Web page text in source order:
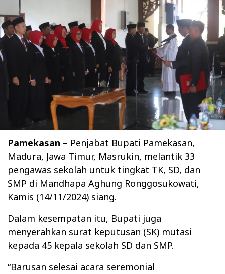
Pamekasan – Penjabat Bupati Pamekasan,
Madura, Jawa Timur, Masrukin, melantik 33
pengawas sekolah untuk tingkat TK, SD, dan
SMP di Mandhapa Aghung Ronggosukowati,
Kamis (14/11/2024) siang.
Dalam kesempatan itu, Bupati juga
menyerahkan surat keputusan (SK) mutasi
kepada 45 kepala sekolah SD dan SMP.
“Barusan selesai acara seremonial